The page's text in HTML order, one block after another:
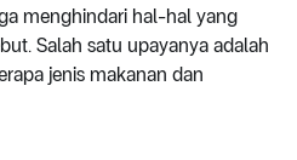
menghindari hal-hal yang
Salah satu upayanya adalah
jenis makanan dan